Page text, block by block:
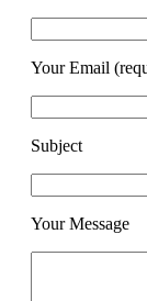
Your Email
Subject
Your Message